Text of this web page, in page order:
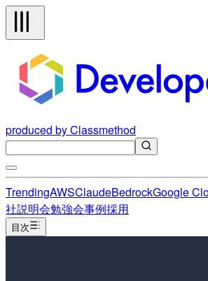
produced by Classmethod
TrendingAWSClaudeBedrockGoogle
社説明会勉強会事例採用
目次